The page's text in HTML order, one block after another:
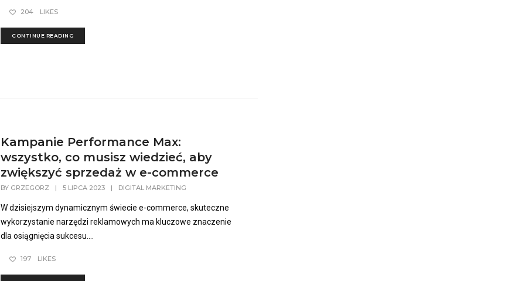
204 LIKES
CONTINUE READING
Kampanie Performance Max:
wszystko, co musisz wiedzieć, aby
zwiększyć sprzedaż w e-commerce
BY GRZEGORZ | 5 LIPCA 2023 | DIGITAL MARKETING
W dzisiejszym dynamicznym świecie e-commerce, skuteczne
wykorzystanie narzędzi reklamowych ma kluczowe znaczenie
dla osiągnięcia sukcesu....
197 LIKES